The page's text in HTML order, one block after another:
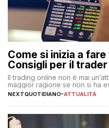
Come si inizia a
Consigli per il
Il trading online non è mai
maggior ragione se non si ha
NEXTQUOTIDIANO-ATTUALITÀ